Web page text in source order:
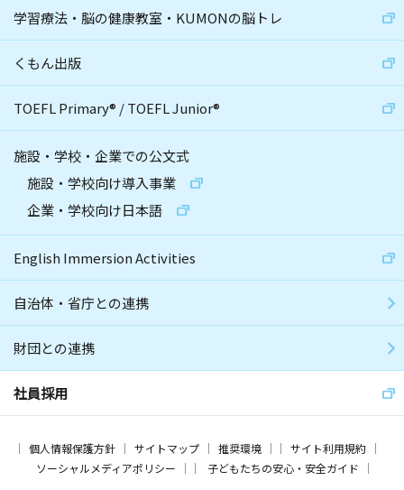
学習療法・脳の健康教室・KUMONの脳トレ
くもん出版
TOEFL Primary® /TOEFL Junior®
施設・学校・企業での公文式
施設・学校向け導入事業
企業・学校向け日本語
English Immersion Activities
自治体・省庁との連携
財団との連携
社員採用
個人情報保護方針 サイトマップ 推奨環境
サイト利用規約
ソーシャルメディアポリシー
子どもたちの安心・安全ガイド